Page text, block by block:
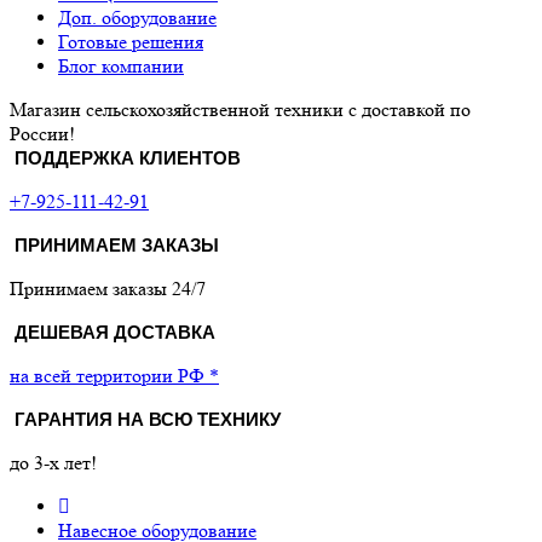
Доп. оборудование
Готовые решения
Блог компании
Магазин сельскохозяйственной техники с доставкой по
России!
ПОДДЕРЖКА КЛИЕНТОВ
+7-925-111-42-91
ПРИНИМАЕМ ЗАКАЗЫ
Принимаем заказы 24/7
ДЕШЕВАЯ ДОСТАВКА
на всей территории РФ *
ГАРАНТИЯ НА ВСЮ ТЕХНИКУ
до 3-х лет!
Навесное оборудование